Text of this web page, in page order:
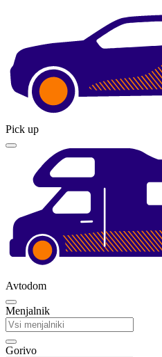
Pick up
Avtodom
Menjalnik
Gorivo